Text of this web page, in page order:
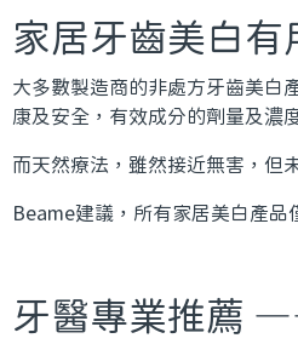
家居牙齒美白有
大多數製造商的非處方牙齒美白
康及安全，有效成分的劑量及濃
而天然療法，雖然接近無害，但
Beame建議，所有家居美白產品
牙醫專業推薦